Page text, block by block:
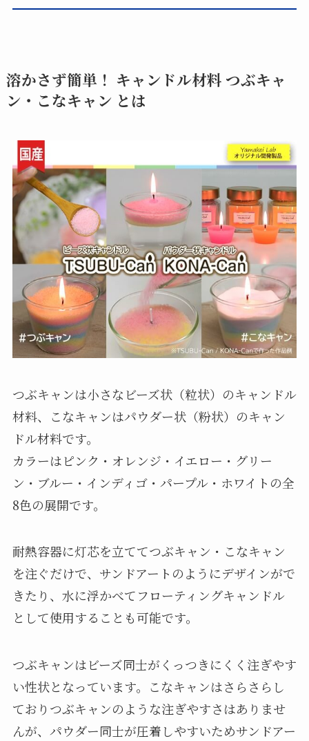
溶かさず簡単！ キャンドル材料 つぶキャ
ン・こなキャン とは
つぶキャンは小さなビーズ状（粒状）のキャンドル
材料、こなキャンはパウダー状（粉状）のキャン
ドル材料です。
カラーはピンク・オレンジ・イエロー・グリー
ン・ブルー・インディゴ・パープル・ホワイトの全
8色の展開です。
耐熱容器に灯芯を立ててつぶキャン・こなキャン
を注ぐだけで、サンドアートのようにデザインがで
きたり、水に浮かべてフローティングキャンドル
として使用することも可能です。
つぶキャンはビーズ同士がくっつきにくく注ぎやす
い性状となっています。こなキャンはさらさらし
ておりつぶキャンのような注ぎやすさはありませ
んが、パウダー同士が圧着しやすいためサンドアー